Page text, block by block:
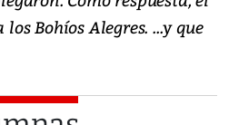
Bohíos Alegres. ...y que